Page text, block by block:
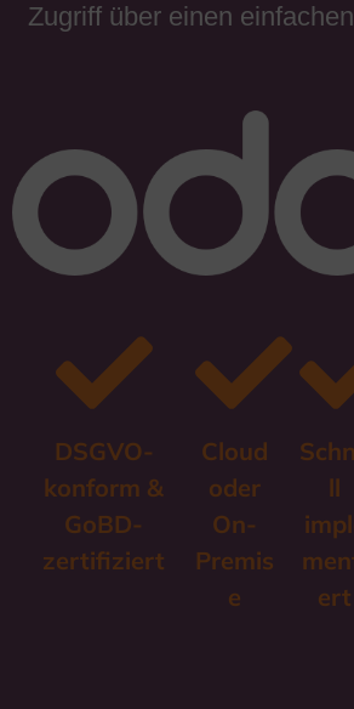
Zugriff über einen
DSGVO-
konform &
GoBD-
zertifiziert
Cloud
oder
On-
Premis
e
ll
ert